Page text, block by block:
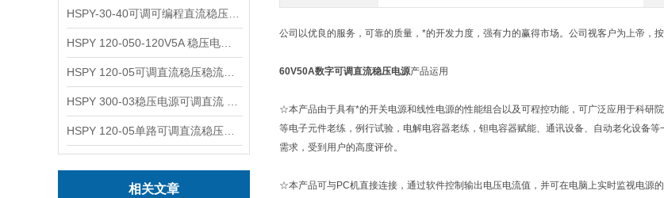
相关文章
公司以优良的服务，可靠的质量，*的开发力度，强有力的赢得市场。公司视客户为上帝，
60V50A数字可调直流稳压电源产品运用
☆本产品由于具有*的开关电源和线性电源的性能组合以及可程控功能，可广泛应用于科研
等电子元件老练，例行试验，电解电容器老练，钽电容器赋能、通讯设备、自动老化设备
需求，受到用户的高度评价。
☆本产品可与PC机直接连接，通过软件控制输出电压电流值，并可在电脑上实时监视电源的